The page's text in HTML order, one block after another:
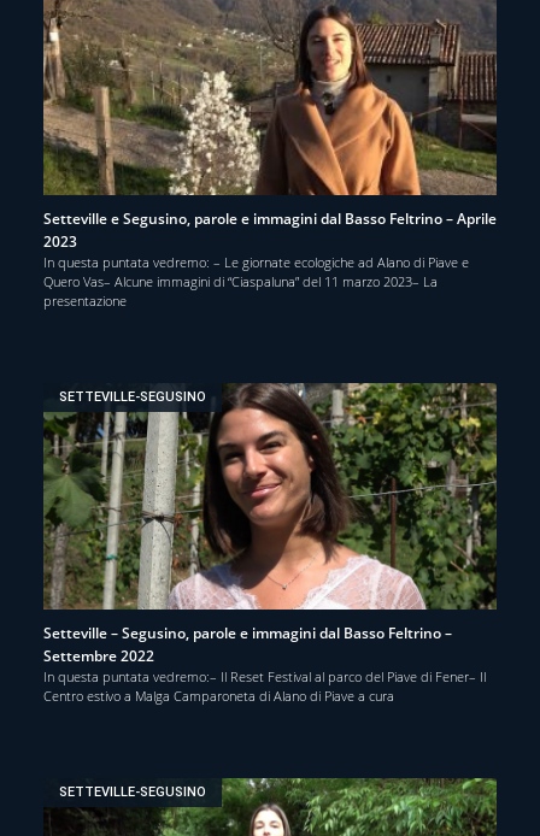
Setteville e Segusino, parole e immagini dal Basso Feltrino – Aprile
2023
In questa puntata vedremo: – Le giornate ecologiche ad Alano di Piave e
Quero Vas– Alcune immagini di “Ciaspaluna” del 11 marzo 2023– La
presentazione
SETTEVILLE-SEGUSINO
Setteville – Segusino, parole e immagini dal Basso Feltrino –
Settembre 2022
In questa puntata vedremo:– Il Reset Festival al parco del Piave di Fener– Il
Centro estivo a Malga Camparoneta di Alano di Piave a cura
SETTEVILLE-SEGUSINO